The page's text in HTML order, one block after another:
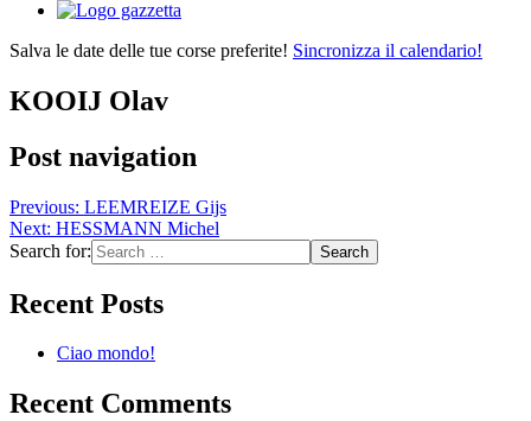
Salva le date delle tue corse preferite! Sincronizza il calendario!
KOOIJ Olav
Post navigation
Previous: LEEMREIZE Gijs
Next: HESSMANN Michel
Search for:
Recent Posts
Ciao mondo!
Recent Comments